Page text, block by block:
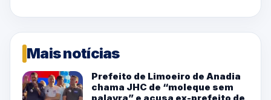
Mais notícias
Prefeito de Limoeiro de Anadia
chama JHC de “moleque sem
palavra” e acusa ex-prefeito de